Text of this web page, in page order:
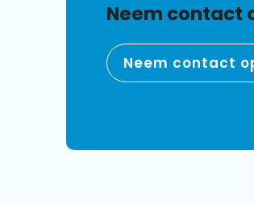
Neem contact
Neem contact